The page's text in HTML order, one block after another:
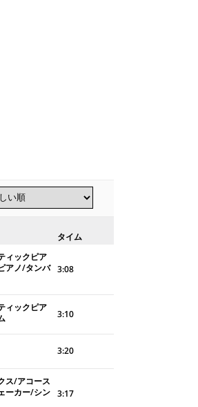
タイム
ィックピア
アノ/タンバ 3:08
ィックピア
3:10
3:20
ス/アコース
ーカー/シン 3:17